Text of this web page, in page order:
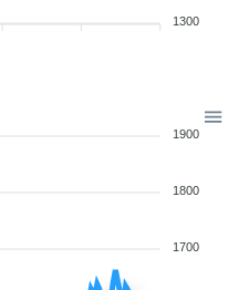
1300
1900
1800
1700